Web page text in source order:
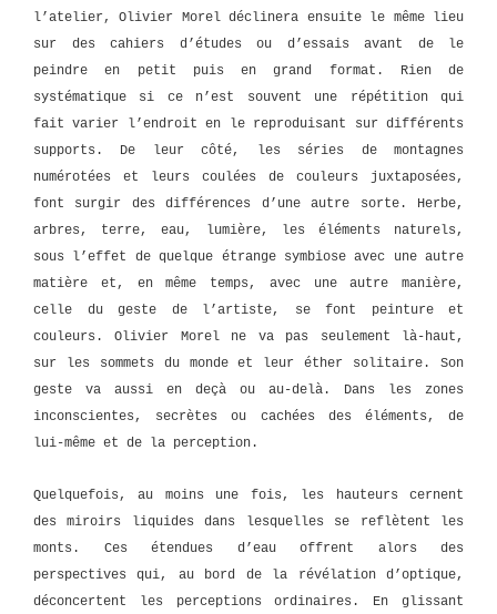
l’atelier, Olivier Morel déclinera ensuite le même lieu
sur des cahiers d’études ou d’essais avant de le
peindre en petit puis en grand format. Rien de
systématique si ce n’est souvent une répétition qui
fait varier l’endroit en le reproduisant sur différents
supports. De leur côté, les séries de montagnes
numérotées et leurs coulées de couleurs juxtaposées,
font surgir des différences d’une autre sorte. Herbe,
arbres, terre, eau, lumière, les éléments naturels,
sous l’effet de quelque étrange symbiose avec une autre
matière et, en même temps, avec une autre manière,
celle du geste de l’artiste, se font peinture et
couleurs. Olivier Morel ne va pas seulement là-haut,
sur les sommets du monde et leur éther solitaire. Son
geste va aussi en deçà ou au-delà. Dans les zones
inconscientes, secrètes ou cachées des éléments, de
lui-même et de la perception.
Quelquefois, au moins une fois, les hauteurs cernent
des miroirs liquides dans lesquelles se reflètent les
monts. Ces étendues d’eau offrent alors des
perspectives qui, au bord de la révélation d’optique,
déconcertent les perceptions ordinaires. En glissant